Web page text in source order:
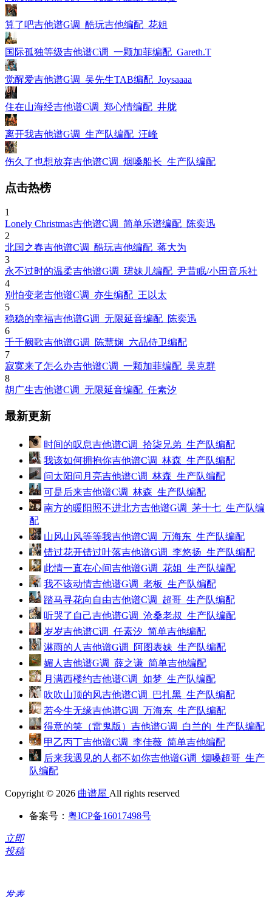
算了吧吉他谱G调_酷玩吉他编配_花姐
国际孤独等级吉他谱C调_一颗加菲编配_Gareth.T
觉醒爱吉他谱G调_吴先生TAB编配_Joysaaaa
住在山海经吉他谱C调_郑心情编配_井胧
离开我吉他谱G调_生产队编配_汪峰
伤久了也想放弃吉他谱C调_烟嗓船长_生产队编配
点击热榜
1
Lonely Christmas吉他谱C调_简单乐谱编配_陈奕迅
2
北国之春吉他谱C调_酷玩吉他编配_蒋大为
3
永不过时的温柔吉他谱G调_珺妹儿编配_尹昔眠/小田音乐社
4
别怕变老吉他谱C调_亦生编配_王以太
5
稳稳的幸福吉他谱G调_无限延音编配_陈奕迅
6
千千阙歌吉他谱G调_陈慧娴_六品侍卫编配
7
寂寞来了怎么办吉他谱C调_一颗加菲编配_吴克群
8
胡广生吉他谱C调_无限延音编配_任素汐
最新更新
时间的叹息吉他谱C调_拾柒兄弟_生产队编配
我该如何拥抱你吉他谱C调_林森_生产队编配
问太阳问月亮吉他谱C调_林森_生产队编配
可是后来吉他谱C调_林森_生产队编配
南方的暖阳照不进北方吉他谱G调_茅十七_生产队编
配
山风山风等等我吉他谱C调_万海东_生产队编配
错过花开错过叶落吉他谱G调_李悠扬_生产队编配
此情一直在心间吉他谱G调_花姐_生产队编配
我不该动情吉他谱G调_老板_生产队编配
踏马寻花向自由吉他谱C调_超哥_生产队编配
听哭了自己吉他谱G调_沧桑老叔_生产队编配
岁岁吉他谱C调_任素汐_简单吉他编配
淋雨的人吉他谱G调_阿图表妹_生产队编配
媚人吉他谱G调_薛之谦_简单吉他编配
月满西楼约吉他谱C调_如梦_生产队编配
吹吹山顶的风吉他谱C调_巴扎黑_生产队编配
若今生无缘吉他谱G调_万海东_生产队编配
得意的笑（雷鬼版）吉他谱G调_白兰的_生产队编配
甲乙丙丁吉他谱C调_李佳薇_简单吉他编配
后来我遇见的人都不如你吉他谱G调_烟嗓超哥_生产
队编配
Copyright © 2026 曲谱屋 All rights reserved
备案号： 粤ICP备16017498号
立即
投稿
发表